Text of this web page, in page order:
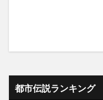
都市伝説ランキング